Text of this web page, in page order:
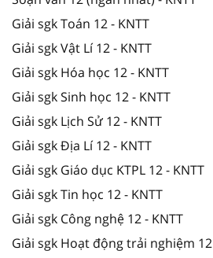
Giải sgk Toán 12 - KNTT
Giải sgk Vật Lí 12 - KNTT
Giải sgk Hóa học 12 - KNTT
Giải sgk Sinh học 12 - KNTT
Giải sgk Lịch Sử 12 - KNTT
Giải sgk Địa Lí 12 - KNTT
Giải sgk Giáo dục KTPL 12 - KNTT
Giải sgk Tin học 12 - KNTT
Giải sgk Công nghệ 12 - KNTT
Giải sgk Hoạt động trải nghiệm 12